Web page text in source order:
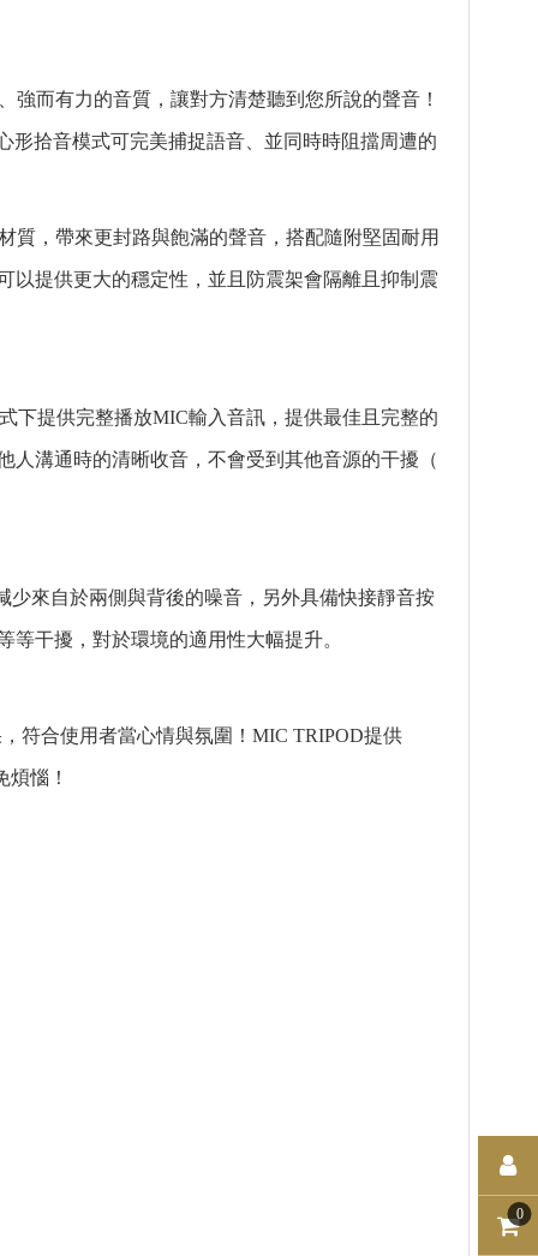
強而有力的音質，讓對方清楚聽到您所說的聲音！
形拾音模式可完美捕捉語音、並同時時阻擋周遭的
質，帶來更封路與飽滿的聲音，搭配隨附堅固耐用
以提供更大的穩定性，並且防震架會隔離且抑制震
下提供完整播放MIC輸入音訊，提供最佳且完整的
人溝通時的清晰收音，不會受到其他音源的干擾（
來自於兩側與背後的噪音，另外具備快接靜音按
干擾，對於環境的適用性大幅提升。
符合使用者當心情與氛圍！MIC TRIPOD提供
惱！
0